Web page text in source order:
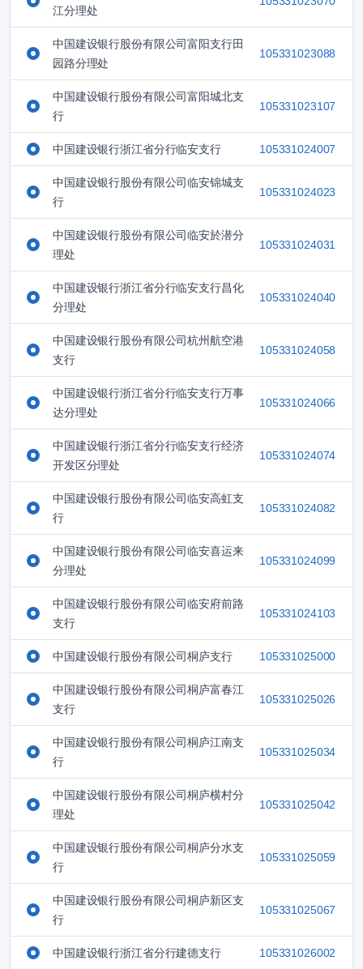
江分理处
中国建设银行股份有限公司富阳支行田
园路分理处
105331023088
中国建设银行股份有限公司富阳城北支
行
105331023107
中国建设银行浙江省分行临安支行 105331024007
中国建设银行股份有限公司临安锦城支
行
105331024023
中国建设银行股份有限公司临安於潜分
理处
105331024031
中国建设银行浙江省分行临安支行昌化
分理处
105331024040
中国建设银行股份有限公司杭州航空港
支行
105331024058
中国建设银行浙江省分行临安支行万事
达分理处
105331024066
中国建设银行浙江省分行临安支行经济
开发区分理处
105331024074
中国建设银行股份有限公司临安高虹支
行
105331024082
中国建设银行股份有限公司临安喜运来
分理处
105331024099
中国建设银行股份有限公司临安府前路
支行
105331024103
中国建设银行股份有限公司桐庐支行 105331025000
中国建设银行股份有限公司桐庐富春江
支行
105331025026
中国建设银行股份有限公司桐庐江南支
行
105331025034
中国建设银行股份有限公司桐庐横村分
理处
105331025042
中国建设银行股份有限公司桐庐分水支
行
105331025059
中国建设银行股份有限公司桐庐新区支
行
105331025067
中国建设银行浙江省分行建德支行 105331026002